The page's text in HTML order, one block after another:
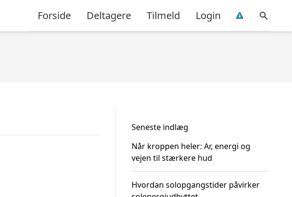
Forside Deltagere Tilmeld Login
Seneste indlæg
Når kroppen heler: Ar, energi og
vejen til stærkere hud
Hvordan solopgangstider påvirker